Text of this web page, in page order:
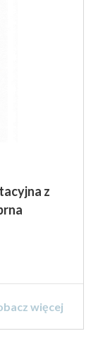
z
więcej